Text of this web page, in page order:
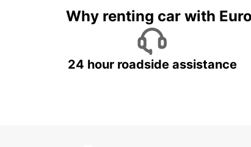
Why renting car with
24 hour roadside assistance